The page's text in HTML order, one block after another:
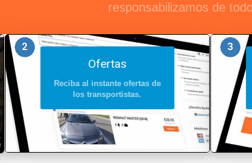
responsabilizamos de
Ofertas
Reciba al instante ofertas de
los transportistas.